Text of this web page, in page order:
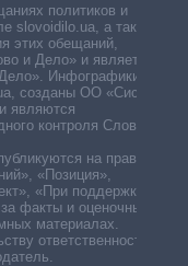
политиков и
slovoidilo.ua, а также
этих обещаний,
и Дело» и является
Инфографики,
созданы ОО «Система
являются
контроля Слово и
на правах
«Позиция»,
«При поддержке».
факты и оценочные
материалах.
ответственность за